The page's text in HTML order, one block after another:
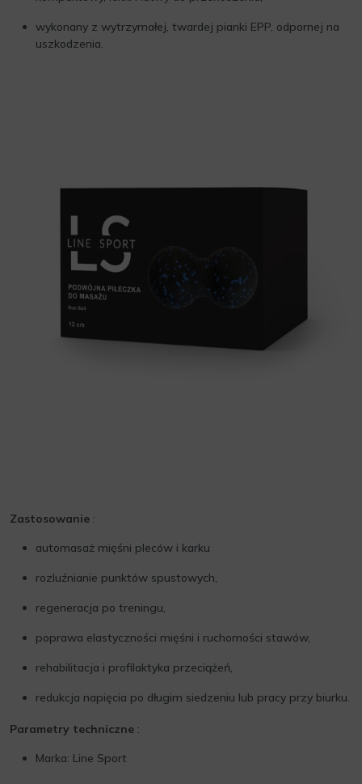
wykonany z wytrzymałej, twardej pianki EPP, odpornej na
uszkodzenia.
Zastosowanie :
automasaż mięśni pleców i karku
rozluźnianie punktów spustowych,
regeneracja po treningu,
poprawa elastyczności mięśni i ruchomości stawów,
rehabilitacja i profilaktyka przeciążeń,
redukcja napięcia po długim siedzeniu lub pracy przy biurku.
Parametry techniczne :
Marka: Line Sport